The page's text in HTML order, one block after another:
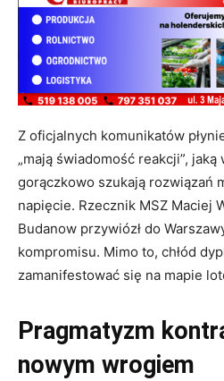
Z oficjalnych komunikatów
„mają świadomość reakcji”, jaką
gorączkowo szukają rozwiązań
napięcie. Rzecznik MSZ Maciej
Budanow przywiózł do
kompromisu. Mimo to, chłód
zamanifestować się na mapie
Pragmatyzm
nowym wrogiem